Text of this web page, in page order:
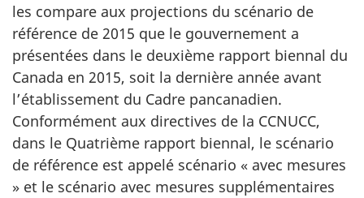
les compare aux projections du scénario de
référence de 2015 que le gouvernement a
présentées dans le deuxième rapport biennal du
Canada en 2015, soit la dernière année avant
l’établissement du Cadre pancanadien.
Conformément aux directives de la CCNUCC,
dans le Quatrième rapport biennal, le scénario
de référence est appelé scénario « avec mesures
» et le scénario avec mesures supplémentaires